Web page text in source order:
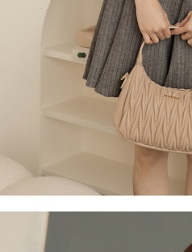
易，需依本服務之必要範圍內提供個人
權轉讓予恩沛科技股份有限公司。
２．關於個人資料處理事宜，請瀏覽以
https://aftee.tw/terms/#terms3
３．未成年的使用者請事先徵得法定代
「AFTEE先享後付」，若未經同意申辦
４．使用「AFTEE先享後付」時，將依
時審查核予不同之上限額度；若仍有額
請求用戶進行身份認證。
５．嚴禁一人註冊多個帳號或使用他人
恩沛科技股份有限公司將有權停止該用
付款後7-11取貨
每筆NT$60，滿NT$2,000(含以上)
每筆NT$60，滿NT$2,000(含以上)